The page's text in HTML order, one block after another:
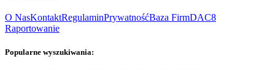
O NasKontaktRegulaminPrywatnośćBaza FirmDAC8
Raportowanie
Popularne wyszukiwania: